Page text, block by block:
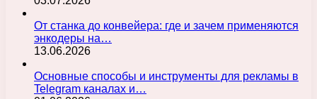
От станка до конвейера: где и зачем применяются
энкодеры на…
13.06.2026
Основные способы и инструменты для рекламы в
Telegram каналах и…